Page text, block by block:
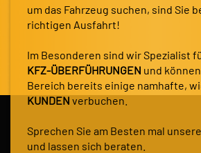
um das Fahrzeug suchen, sind Sie
richtigen Ausfahrt!
Im Besonderen sind wir Spezialist
KFZ-ÜBERFÜHRUNGEN und
Bereich bereits einige namhafte,
KUNDEN verbuchen.
Sprechen Sie am Besten mal unsere
und lassen sich beraten.